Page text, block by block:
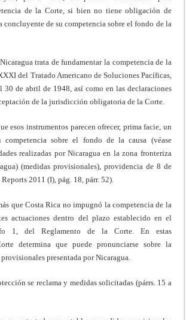
de la Corte, si bien no tiene obligación de
concluyente de su competencia sobre el fondo de la
trata de fundamentar la competencia de la
del Tratado Americano de Soluciones Pacíficas,
30 de abril de 1948, así como en las declaraciones
de la jurisdicción obligatoria de la Corte.
esos instrumentos parecen ofrecer, prima facie, un
competencia sobre el fondo de la causa (véase
realizadas por Nicaragua en la zona fronteriza
(medidas provisionales), providencia de 8 de
2011 (I), pág. 18, párr. 52).
que Costa Rica no impugnó la competencia de la
actuaciones dentro del plazo establecido en el
1, del Reglamento de la Corte. En estas
determina que puede pronunciarse sobre la
presentada por Nicaragua.
se reclama y medidas solicitadas (párrs. 15 a